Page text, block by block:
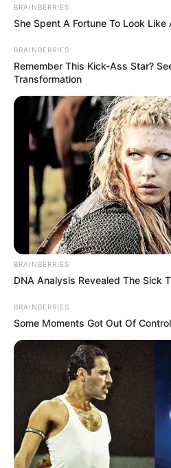
BRAINBERRIES
She Spent A Fortune To Look
BRAINBERRIES
Remember This Kick-Ass Star?
Transformation
BRAINBERRIES
DNA Analysis Revealed The Sick
BRAINBERRIES
Some Moments Got Out Of